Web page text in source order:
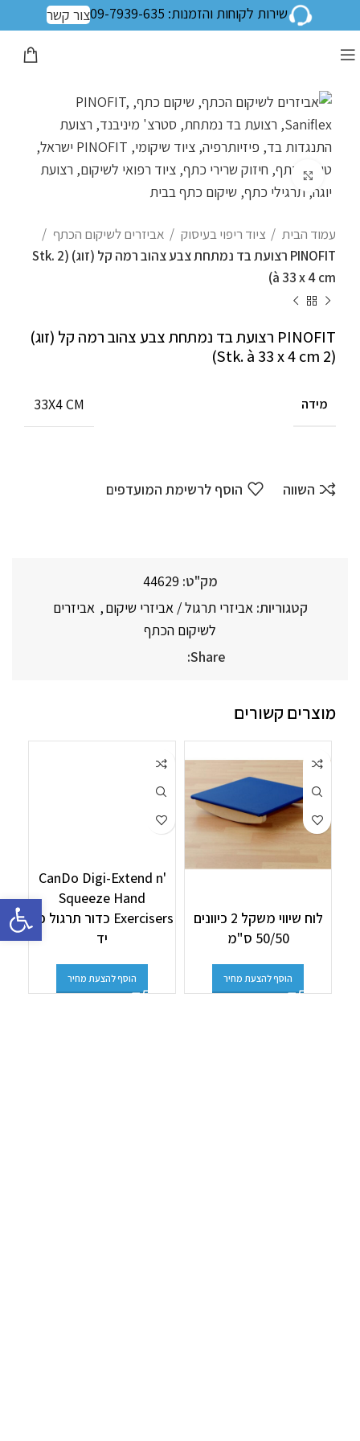
שירות לקוחות והזמנות: 09-7939-635 צור קשר
לחצו להגדלה
עמוד הבית ציוד ריפוי בעיסוק
אביזרים לשיקום הכתף
PINOFIT רצועת בד נמתחת צבע צהוב רמה קל (זוג) (2 Stk.
à 33 x 4 cm)
PINOFIT רצועת בד נמתחת צבע צהוב רמה קל (זוג)
(2 Stk. à 33 x 4 cm)
מידה 33X4 CM
השווה הוסף לרשימת המועדפים
מק"ט: 44629
קטגוריות: אביזרי תרגול / אביזרי שיקום, אביזרים
לשיקום הכתף
Share:
מוצרים קשורים
לוח שיווי משקל 2 כיוונים
50/50 ס"מ
הוסף להצעת מחיר
CanDo Digi-Extend n'
Squeeze Hand
Exercisers כדור תרגול כף
יד
הוסף להצעת מחיר
גומי
פתח